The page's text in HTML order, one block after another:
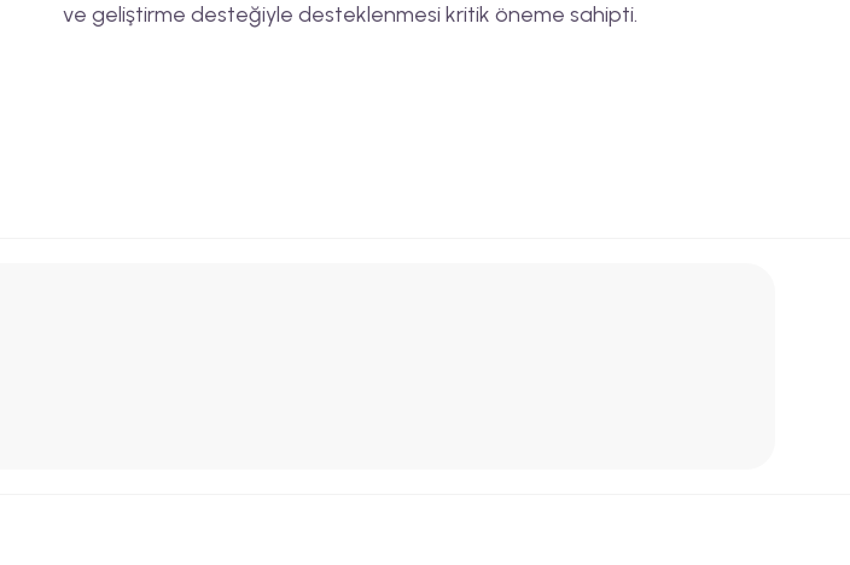
ve geliştirme desteğiyle desteklenmesi kritik öneme sahipti.